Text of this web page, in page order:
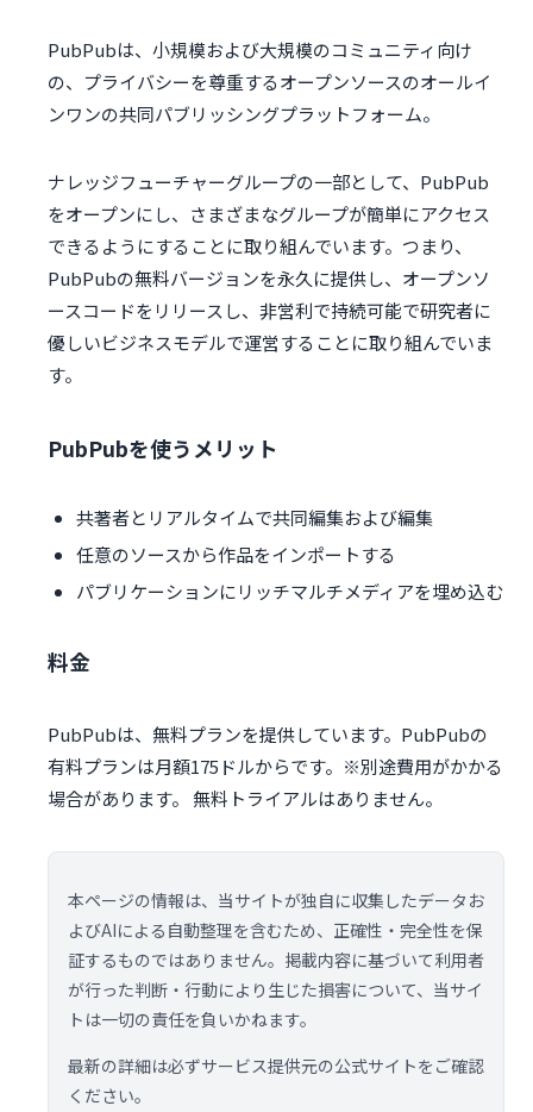
PubPubは、小規模および大規模のコミュニティ向け
の、プライバシーを尊重するオープンソースのオールイ
ンワンの共同パブリッシングプラットフォーム。
ナレッジフューチャーグループの一部として、PubPub
をオープンにし、さまざまなグループが簡単にアクセス
できるようにすることに取り組んでいます。つまり、
PubPubの無料バージョンを永久に提供し、オープンソ
ースコードをリリースし、非営利で持続可能で研究者に
優しいビジネスモデルで運営することに取り組んでいま
す。
PubPubを使うメリット
共著者とリアルタイムで共同編集および編集
任意のソースから作品をインポートする
パブリケーションにリッチマルチメディアを埋め込む
料金
PubPubは、無料プランを提供しています。PubPubの
有料プランは月額175ドルからです。※別途費用がかかる
場合があります。 無料トライアルはありません。
本ページの情報は、当サイトが独自に収集したデータお
よびAIによる自動整理を含むため、正確性・完全性を保
証するものではありません。掲載内容に基づいて利用者
が行った判断・行動により生じた損害について、当サイ
トは一切の責任を負いかねます。
最新の詳細は必ずサービス提供元の公式サイトをご確認
ください。